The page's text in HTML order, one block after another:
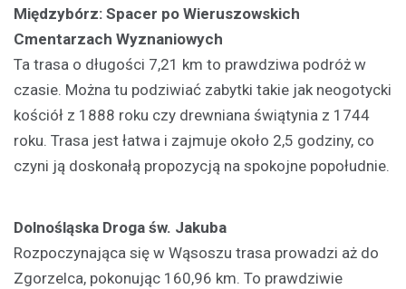
Międzybórz: Spacer po Wieruszowskich
Cmentarzach Wyznaniowych
Ta trasa o długości 7,21 km to prawdziwa podróż w
czasie. Można tu podziwiać zabytki takie jak neogotycki
kościół z 1888 roku czy drewniana świątynia z 1744
roku. Trasa jest łatwa i zajmuje około 2,5 godziny, co
czyni ją doskonałą propozycją na spokojne popołudnie.
Dolnośląska Droga św. Jakuba
Rozpoczynająca się w Wąsoszu trasa prowadzi aż do
Zgorzelca, pokonując 160,96 km. To prawdziwie